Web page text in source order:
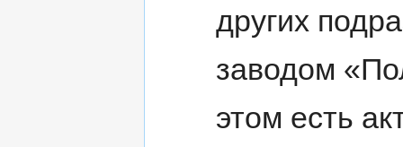
других
заводом
этом есть